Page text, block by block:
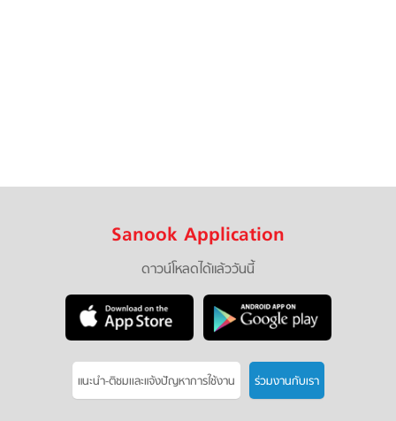
Sanook Application
ดาวน์โหลดได้แล้ววันนี้
แนะนำ-ติชมเเละแจ้งปัญหาการใช้งาน ร่วมงานกับเรา